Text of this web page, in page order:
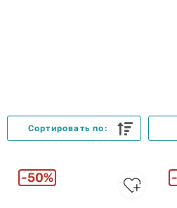
Сортировать по:
50%